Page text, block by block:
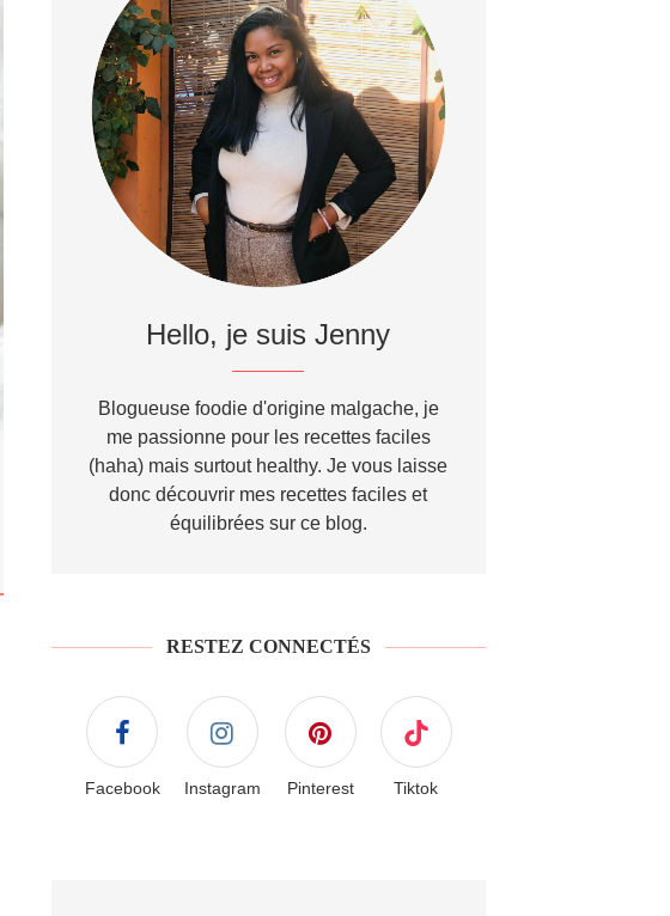
Hello, je suis Jenny
Blogueuse foodie d'origine malgache, je
me passionne pour les recettes faciles
(haha) mais surtout healthy. Je vous laisse
donc découvrir mes recettes faciles et
équilibrées sur ce blog.
RESTEZ CONNECTÉS
Facebook Instagram Pinterest Tiktok